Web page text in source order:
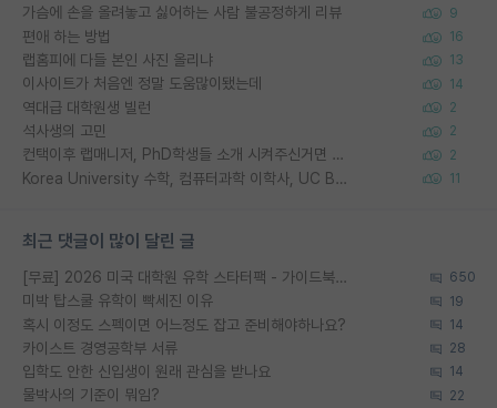
가슴에 손을 올려놓고 싫어하는 사람 불공정하게 리뷰 9
편애 하는 방법 16
랩홈피에 다들 본인 사진 올리냐 13
이사이트가 처음엔 정말 도움많이됐는데 14
역대급 대학원생 빌런 2
석사생의 고민 2
컨택이후 랩매니저, PhD학생들 소개 시켜주신거면 거의 컨펌에 가깝나요? 2
Korea University 수학, 컴퓨터과학 이학사, UC Berkeley 산업공학 대학원 공학박사가 되는 것은 쉽지 않겠죠? 11
최근 댓글이 많이 달린 글
[무료] 2026 미국 대학원 유학 스타터팩 - 가이드북 & 합격자 컨택메일 템플릿 650
미박 탑스쿨 유학이 빡세진 이유 19
혹시 이정도 스펙이면 어느정도 잡고 준비해야하나요? 14
카이스트 경영공학부 서류 28
입학도 안한 신입생이 원래 관심을 받나요 14
물박사의 기준이 뭐임? 22